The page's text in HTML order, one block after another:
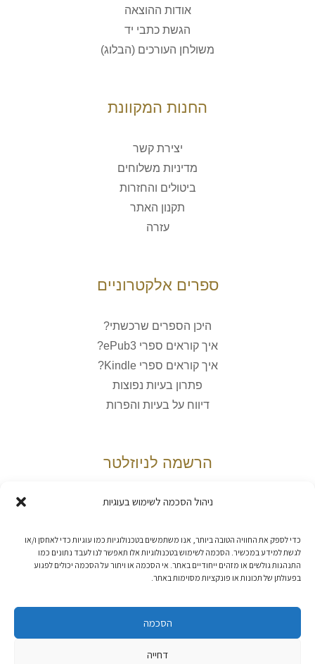
ניהול הסכמה לשימוש בעוגיות
כדי לספק את החוויה הטובה ביותר, אנו משתמשים בטכנולוגיות כמו עוגיות כדי לאחסן ו/או
לגשת למידע במכשיר. הסכמה לשימוש בטכנולוגיות אלו תאפשר לנו לעבד נתונים כמו
התנהגות גולשים או מזהים ייחודיים באתר. אי הסכמה או ויתור על הסכמה יכולים לפגוע
בפעולתן של תכונות או פונקציות מסוימות באתר.
הסכמה
דחייה
אודות ההוצאה
הגשת כתבי יד
משולחן העורכים (הבלוג)
החנות המקוונת
יצירת קשר
מדיניות משלוחים
ביטולים והחזרות
תקנון האתר
עזרה
ספרים אלקטרוניים
היכן הספרים שרכשתי?
איך קוראים ספרי ePub3?
איך קוראים ספרי Kindle?
פתרון בעיות נפוצות
דיווח על בעיות והפרות
הרשמה לניוזלטר